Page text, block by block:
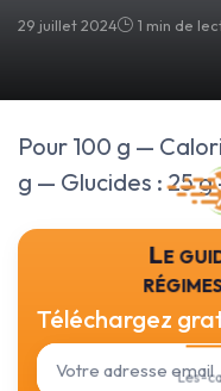
29 juillet 2024 1 min de
Pour 100 g —
g — Glucides : 25
Le
Les-
Téléchargez